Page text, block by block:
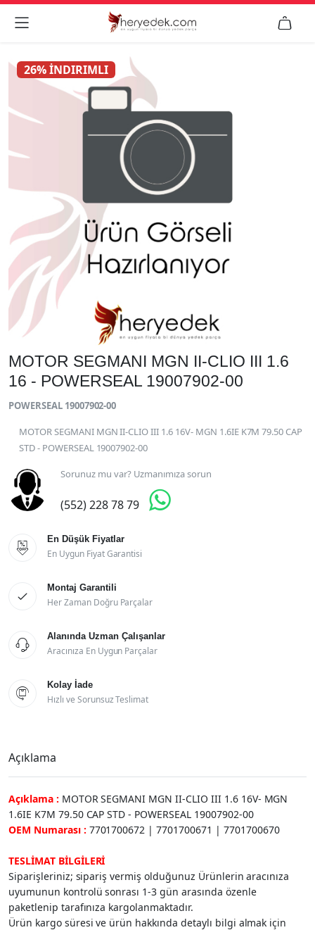
 
26% İNDIRIMLI
MOTOR SEGMANI MGN II-CLIO III 1.6
16 - POWERSEAL 19007902-00
POWERSEAL 19007902-00
MOTOR SEGMANI MGN II-CLIO III 1.6 16V- MGN 1.6IE K7M 79.50 CAP
STD - POWERSEAL 19007902-00
Sorunuz mu var? Uzmanımıza sorun
(552) 228 78 79 

En Düşük Fiyatlar
En Uygun Fiyat Garantisi

Montaj Garantili
Her Zaman Doğru Parçalar

Alanında Uzman Çalışanlar
Aracınıza En Uygun Parçalar

Kolay İade
Hızlı ve Sorunsuz Teslimat
Açıklama
Açıklama : MOTOR SEGMANI MGN II-CLIO III 1.6 16V- MGN
1.6IE K7M 79.50 CAP STD - POWERSEAL 19007902-00
OEM Numarası : 7701700672 | 7701700671 | 7701700670
TESLİMAT BİLGİLERİ
Siparişleriniz; sipariş vermiş olduğunuz Ürünlerin aracınıza
uyumunun kontrolü sonrası 1-3 gün arasında özenle
paketlenip tarafınıza kargolanmaktadır.
Ürün kargo süresi ve ürün hakkında detaylı bilgi almak için